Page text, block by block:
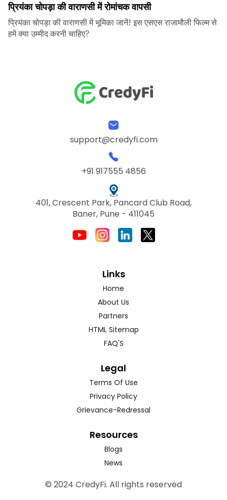
प्रियंका चोपड़ा की वाराणसी में रोमांचक वापसी
प्रियंका चोपड़ा की वाराणसी में भूमिका जानें! इस एसएस राजामौली फिल्म से
हमें क्या उम्मीद करनी चाहिए?
support@credyfi.com
+91 917555 4856
401, Crescent Park, Pancard Club Road,
Baner, Pune - 411045
Links
Home
About Us
Partners
HTML Sitemap
FAQ'S
Legal
Terms Of Use
Privacy Policy
Grievance-Redressal
Resources
Blogs
News
© 2024 CredyFi. All rights reserved